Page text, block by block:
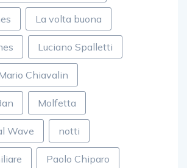
La volta buona
Luciano Spalletti
Chiavalin
Molfetta
Wave notti
Paolo Chiparo